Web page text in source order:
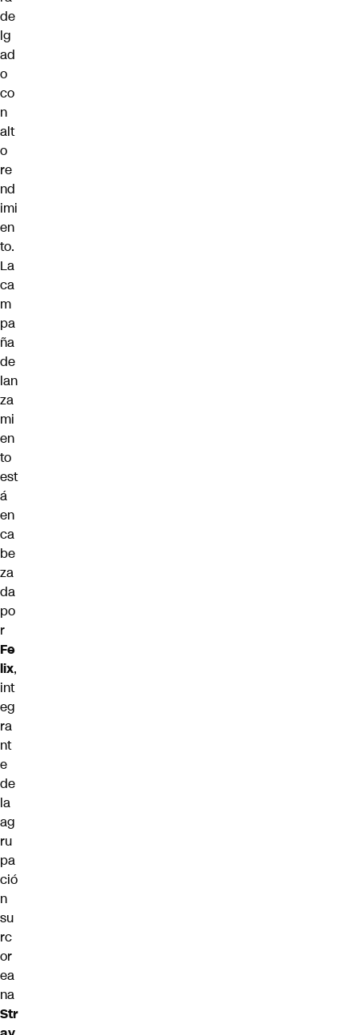
de
lg
ad
o
co
n
alt
o
re
nd
imi
en
to.
La
ca
m
pa
ña
de
lan
za
mi
en
to
est
á
en
ca
be
za
da
po
r
Fe
lix,
int
eg
ra
nt
e
de
la
ag
ru
pa
ció
n
su
rc
or
ea
na
Str